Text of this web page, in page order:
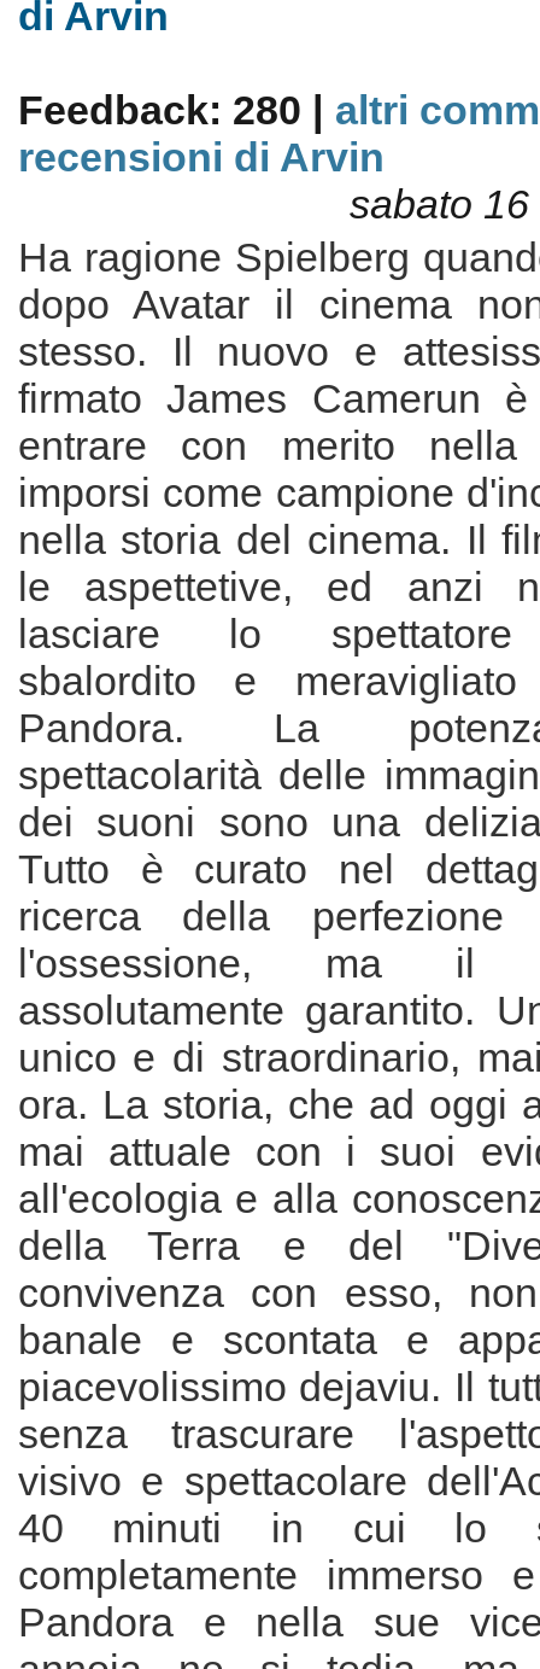
di Arvin
Feedback: 280 | altri
recensioni di Arvin
sabato
Ha ragione Spielberg
dopo Avatar il cinema
stesso. Il nuovo e
firmato James Camerun
entrare con merito
imporsi come campione
nella storia del cinema. Il
le aspettetive, ed anzi
lasciare lo spettatore
sbalordito e
Pandora. La
spettacolarità delle
dei suoni sono una
Tutto è curato nel
ricerca della perfezione
l'ossessione, ma il
assolutamente garantito.
unico e di straordinario,
ora. La storia, che ad oggi
mai attuale con i suoi
all'ecologia e alla
della Terra e del
convivenza con esso,
banale e scontata e
piacevolissimo dejaviu. Il
senza trascurare
visivo e spettacolare
40 minuti in cui lo
completamente immerso
Pandora e nella sue